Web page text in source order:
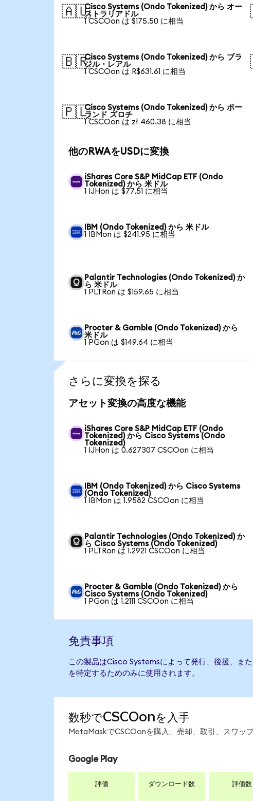
🇦🇺Cisco Systems (Ondo Tokenized) から オー
ストラリアドル
1 CSCOon は $175.50 に相当
🇧🇷Cisco Systems (Ondo Tokenized) から ブラ
ジル・レアル
1 CSCOon は R$631.61 に相当
🇵🇱Cisco Systems (Ondo Tokenized) から ポー
ランド ズロチ
1 CSCOon は zł 460.38 に相当
他のRWAをUSDに変換
iShares Core S&P MidCap ETF (Ondo
Tokenized) から 米ドル
1 IJHon は $77.51 に相当
IBM (Ondo Tokenized) から 米ドル
1 IBMon は $241.95 に相当
Palantir Technologies (Ondo Tokenized) か
ら 米ドル
1 PLTRon は $159.65 に相当
Procter & Gamble (Ondo Tokenized) から
米ドル
1 PGon は $149.64 に相当
さらに変換を探る
アセット変換の高度な機能
iShares Core S&P MidCap ETF (Ondo
Tokenized) から Cisco Systems (Ondo
Tokenized)
1 IJHon は 0.627307 CSCOon に相当
IBM (Ondo Tokenized) から Cisco Systems
(Ondo Tokenized)
1 IBMon は 1.9582 CSCOon に相当
Palantir Technologies (Ondo Tokenized) か
ら Cisco Systems (Ondo Tokenized)
1 PLTRon は 1.2921 CSCOon に相当
Procter & Gamble (Ondo Tokenized) から
Cisco Systems (Ondo Tokenized)
1 PGon は 1.2111 CSCOon に相当
免責事項
この製品はCisco Systemsによって発行、後援、ま
を特定するためのみに使用されます。
数秒でCSCOonを入手
MetaMaskでCSCOonを購入、売却、取引、スワッ
Google Play
評価 ダウンロード数 評価数